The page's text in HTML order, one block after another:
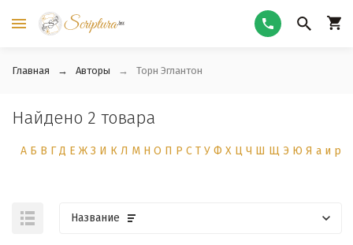
Главная Авторы Торн Эглантон
Найдено 2 товара
А Б В Г Д Е Ж З И К Л М Н О П Р С Т У Ф Х Ц Ч Ш Щ Э Ю Я а и р
Название